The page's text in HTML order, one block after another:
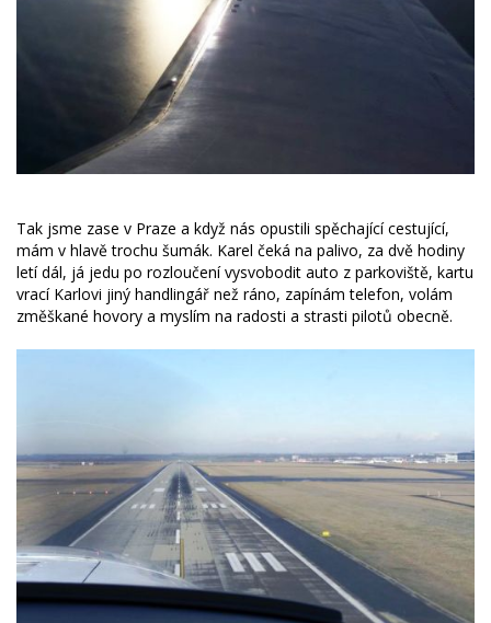
Tak jsme zase v Praze a když nás opustili spěchající cestující,
mám v hlavě trochu šumák. Karel čeká na palivo, za dvě hodiny
letí dál, já jedu po rozloučení vysvobodit auto z parkoviště, kartu
vrací Karlovi jiný handlingář než ráno, zapínám telefon, volám
změškané hovory a myslím na radosti a strasti pilotů obecně.